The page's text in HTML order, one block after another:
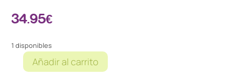
34.95€
1 disponibles
AURICULARES
Añadir al carrito